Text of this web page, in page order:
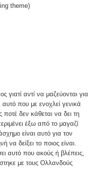
theme)
γιατί αντί να μαζεύονται για
που με ενοχλεί γενικά
δεν κάθεται να δει τη
έξω από το μαγαζί
είναι αυτό για τον
δείξει το ποιος είναι.
αυτό που ακούς ή βλέπεις,
με τους Ολλανδούς